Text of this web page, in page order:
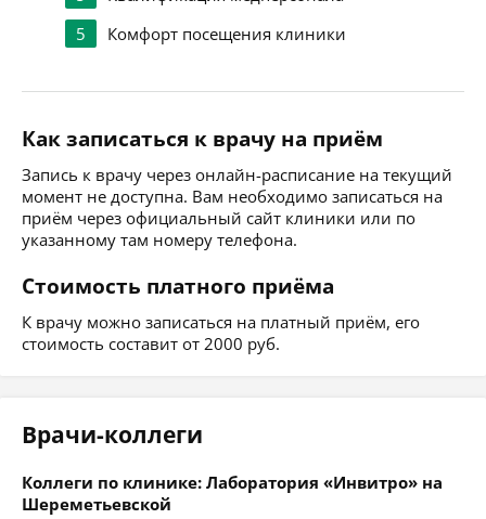
5
Комфорт посещения клиники
Как записаться к врачу на приём
Запись к врачу через онлайн-расписание на текущий
момент не доступна. Вам необходимо записаться на
приём через официальный сайт клиники или по
указанному там номеру телефона.
Стоимость платного приёма
К врачу можно записаться на платный приём, его
стоимость составит от 2000 руб.
Врачи-коллеги
Коллеги по клинике: Лаборатория «Инвитро» на
Шереметьевской